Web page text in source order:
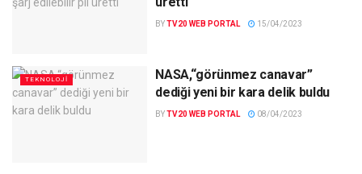
BYTV20 WEB PORTAL 15/04/2023
TEKNOLOJI
NASA,“görünmez canavar”
dediği yeni bir kara delik buldu
BYTV20 WEB PORTAL 08/04/2023